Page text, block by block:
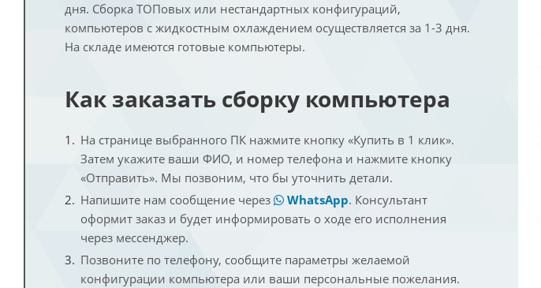
дня. Сборка ТОПовых или нестандартных конфигураций,
компьютеров с жидкостным охлаждением осуществляется за 1-3 дня.
На складе имеются готовые компьютеры.
Как заказать сборку компьютера
На странице выбранного ПК нажмите кнопку «Купить в 1 клик».
Затем укажите ваши ФИО, и номер телефона и нажмите кнопку
«Отправить». Мы позвоним, что бы уточнить детали.
Напишите нам сообщение через
WhatsApp. Консультант
оформит заказ и будет информировать о ходе его исполнения
через мессенджер.
Позвоните по телефону, сообщите параметры желаемой
конфигурации компьютера или ваши персональные пожелания.